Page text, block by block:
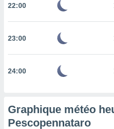
au
web.
22:00
23:00
24:00
Graphique météo
Pescopennataro